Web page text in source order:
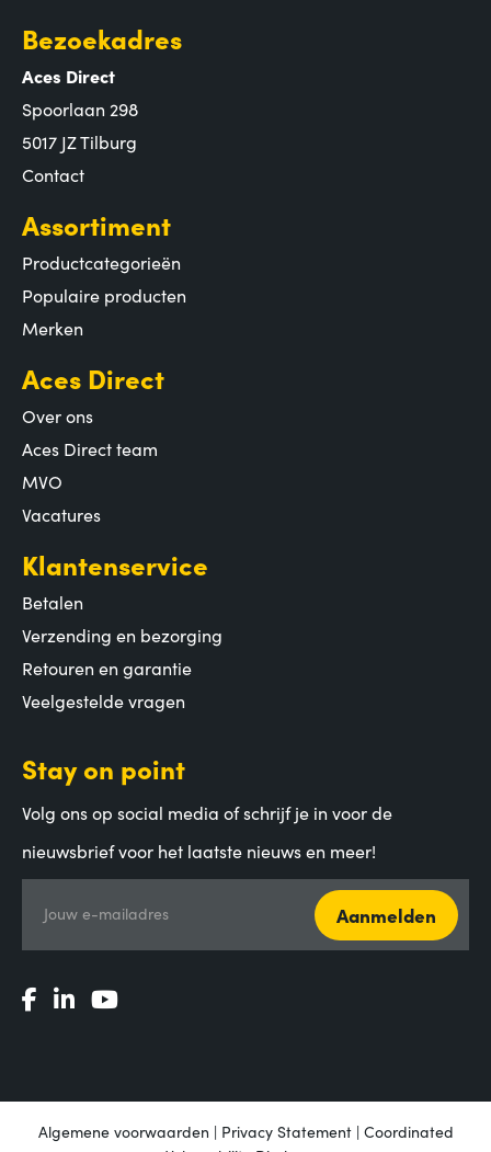
Bezoekadres
Aces Direct
Spoorlaan 298
5017 JZ Tilburg
Contact
Assortiment
Productcategorieën
Populaire producten
Merken
Aces Direct
Over ons
Aces Direct team
MVO
Vacatures
Klantenservice
Betalen
Verzending en bezorging
Retouren en garantie
Veelgestelde vragen
Stay on point
Volg ons op social media of schrijf je in voor de
nieuwsbrief voor het laatste nieuws en meer!
Jouw e-mailadres Aanmelden
Algemene voorwaarden | Privacy Statement| Coordinated